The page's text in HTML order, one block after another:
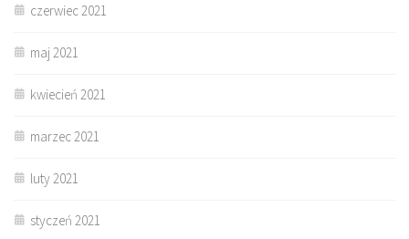
czerwiec 2021
maj 2021
kwiecień 2021
marzec 2021
luty 2021
styczeń 2021